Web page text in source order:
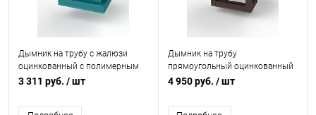
Дымник на трубу с жалюзи
оцинкованный с полимерным
покрытием до 1200мм RAL
3 311 руб. / шт
Дымник на трубу
прямоугольный оцинкованный
с полимерным покрытием до
4 950 руб. / шт